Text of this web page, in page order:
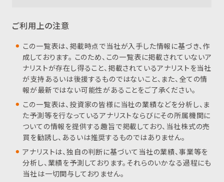
ご利用上の注意
この一覧表は、掲載時点で当社が入手した情報に基づき、作
成しております。 このため、この一覧表に掲載されていないア
ナリストが存在し得ること、掲載されているアナリストを当社
が支持あるいは後援するものではないこと、また、全ての情
報が最新ではない可能性があることをご了承ください。
この一覧表は、投資家の皆様に当社の業績などを分析し、ま
た予測等を行なっているアナリストならびにその所属機関に
ついての情報を提供する趣旨で掲載しており、当社株式の売
買を勧誘し、あるいは推奨するものではありません。
アナリストは、独自の判断に基づいて当社の業績、事業等を
分析し、業績を予測しております。それらのいかなる過程にも
当社は一切関与しておりません。